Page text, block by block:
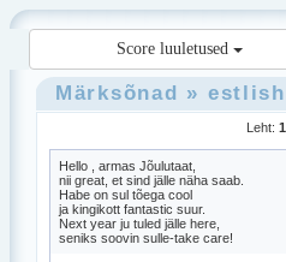
Score luuletused
Märksõnad » estlish
Leht: 1
Hello , armas Jõulutaat,
nii great, et sind jälle näha saab.
Habe on sul tõega cool
ja kingikott fantastic suur.
Next year ju tuled jälle here,
seniks soovin sulle-take care!